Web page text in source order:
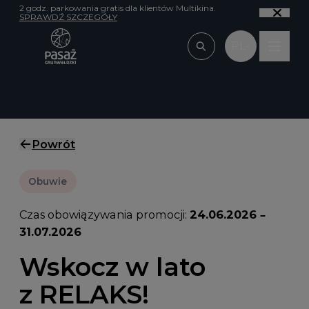
Przejdź do treści
2 godz. parkowania gratis dla klientów Multikina.
SPRAWDŹ SZCZEGÓŁY
Wpisz, czego
Powrót
Obuwie
Czas obowiązywania promocji: 24.06.2026 –
31.07.2026
Wskocz w lato
z RELAKS!